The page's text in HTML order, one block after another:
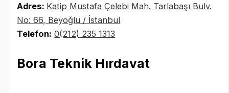
Adres: Katip Mustafa Çelebi Mah. Tarlabaşı Bulv.
No: 66, Beyoğlu / İstanbul
Telefon: 0(212) 235 1313
Bora Teknik Hırdavat